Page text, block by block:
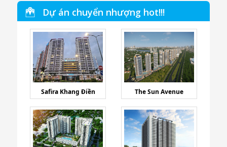
Dự án chuyển nhượng hot!!!
Safira Khang Điền The Sun Avenue